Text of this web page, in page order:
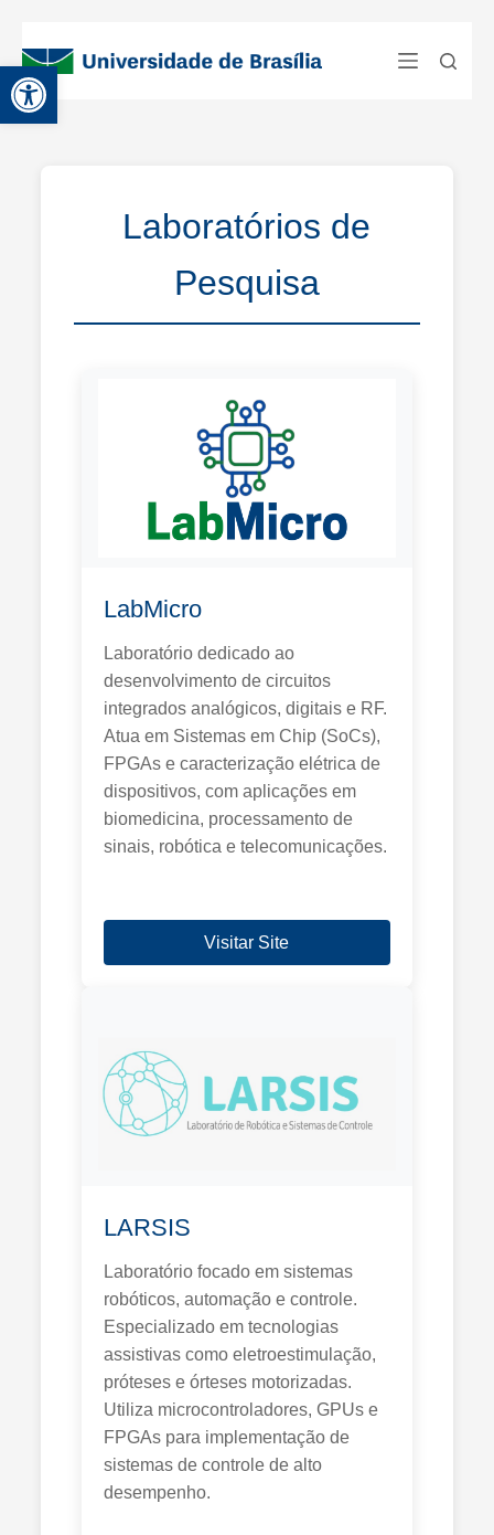
Abrir a barra de ferramentas
Laboratórios de
Pesquisa
LabMicro
Laboratório dedicado ao
desenvolvimento de circuitos
integrados analógicos, digitais e RF.
Atua em Sistemas em Chip (SoCs),
FPGAs e caracterização elétrica de
dispositivos, com aplicações em
biomedicina, processamento de
sinais, robótica e telecomunicações.
Visitar Site
LARSIS
Laboratório focado em sistemas
robóticos, automação e controle.
Especializado em tecnologias
assistivas como eletroestimulação,
próteses e órteses motorizadas.
Utiliza microcontroladores, GPUs e
FPGAs para implementação de
sistemas de controle de alto
desempenho.